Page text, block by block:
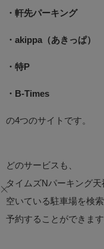
・軒先パーキング
・akippa（あきっぱ）
・特P
・B-Times
の4つのサイトです。
どのサービスも、
タイムズNパーキング天
空いている駐車場を検索
予約することができます